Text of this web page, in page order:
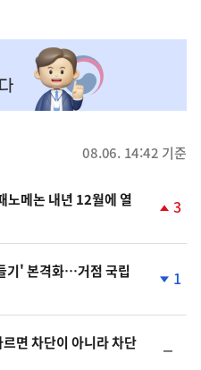
08.06. 14:42 기준
노메논 내년 12월에 열
3
기' 본격화…거점 국립
1
면 차단이 아니라 차단